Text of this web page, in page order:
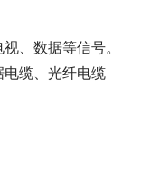
、数据等信号。
缆、光纤电缆